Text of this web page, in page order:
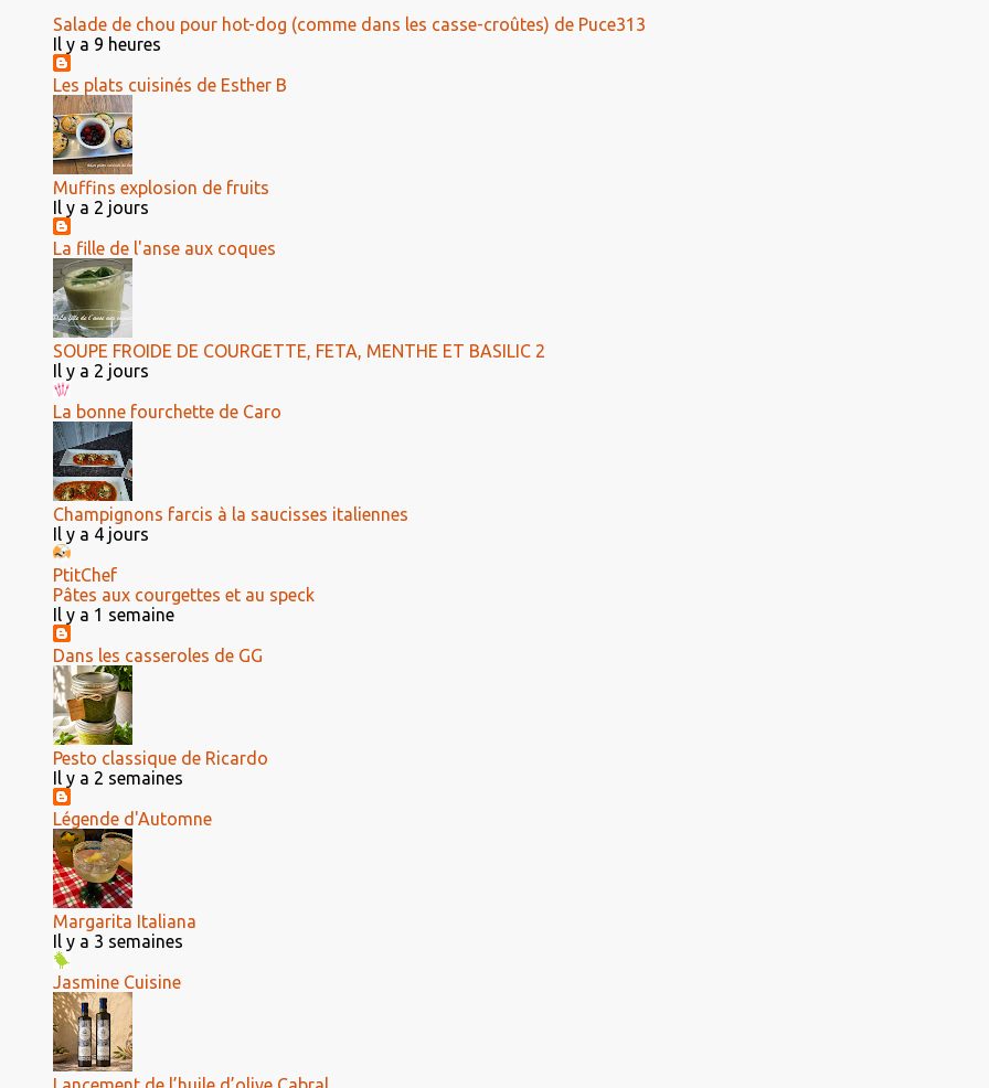
Salade de chou pour hot-dog (comme dans les casse-croûtes) de Puce313
Il y a 9 heures
Les plats cuisinés de Esther B
Muffins explosion de fruits
Il y a 2 jours
La fille de l'anse aux coques
SOUPE FROIDE DE COURGETTE, FETA, MENTHE ET BASILIC 2
Il y a 2 jours
La bonne fourchette de Caro
Champignons farcis à la saucisses italiennes
Il y a 4 jours
PtitChef
Pâtes aux courgettes et au speck
Il y a 1 semaine
Dans les casseroles de GG
Pesto classique de Ricardo
Il y a 2 semaines
Légende d'Automne
Margarita Italiana
Il y a 3 semaines
Jasmine Cuisine